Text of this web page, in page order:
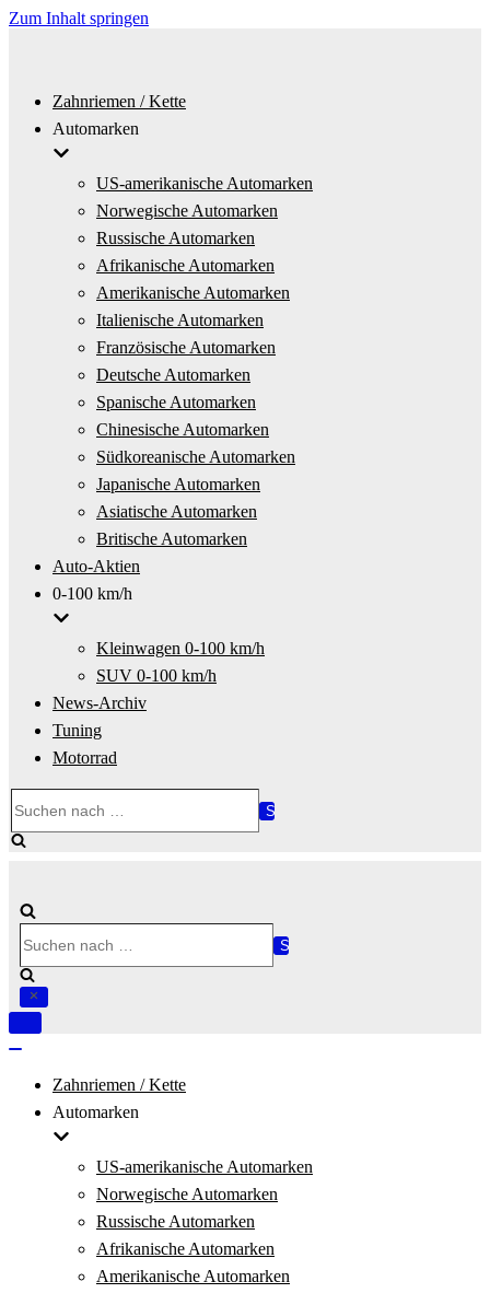
Zum Inhalt springen
Zahnriemen / Kette
Automarken
US-amerikanische Automarken
Norwegische Automarken
Russische Automarken
Afrikanische Automarken
Amerikanische Automarken
Italienische Automarken
Französische Automarken
Deutsche Automarken
Spanische Automarken
Chinesische Automarken
Südkoreanische Automarken
Japanische Automarken
Asiatische Automarken
Britische Automarken
Auto-Aktien
0-100 km/h
Kleinwagen 0-100 km/h
SUV 0-100 km/h
News-Archiv
Tuning
Motorrad
nach …
nach …
Navigation
Zahnriemen / Kette
Automarken
US-amerikanische Automarken
Norwegische Automarken
Russische Automarken
Afrikanische Automarken
Amerikanische Automarken